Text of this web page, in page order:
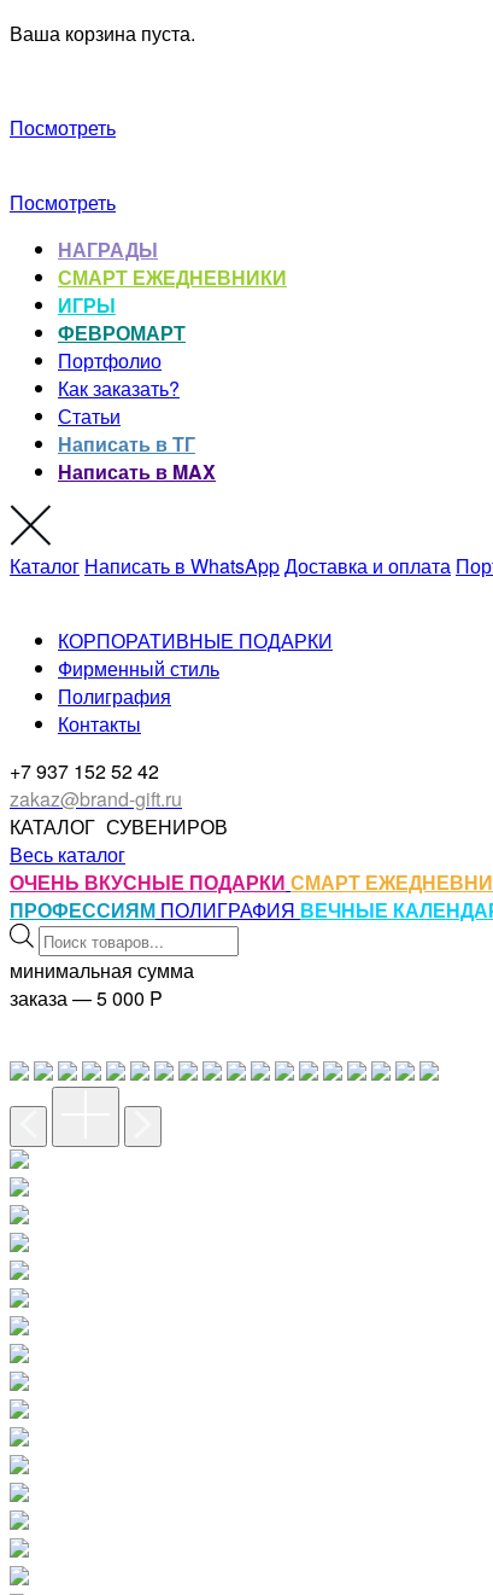
Ваша корзина пуста.
Посмотреть
Посмотреть
НАГРАДЫ
СМАРТ ЕЖЕДНЕВНИКИ
ИГРЫ
ФЕВРОМАРТ
Портфолио
Как заказать?
Статьи
Написать в ТГ
Написать в MAX
Каталог Написать в WhatsAppДоставка и оплата
КОРПОРАТИВНЫЕ ПОДАРКИ
Фирменный стиль
Полиграфия
Контакты
+7 937 152 52 42
zakaz@brand-gift.ru
КАТАЛОГ СУВЕНИРОВ
Весь каталог
ОЧЕНЬ ВКУСНЫЕ ПОДАРКИ СМАРТ
ПРОФЕССИЯМ ПОЛИГРАФИЯ ВЕЧНЫЕ
Поиск
товаров
минимальная сумма
заказа — 5 000 P